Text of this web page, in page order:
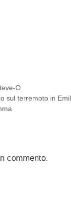
O
sul terremoto in
commento.